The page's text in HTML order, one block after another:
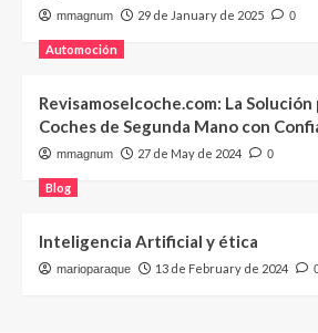
mmagnum 29 de January de 2025 0
Automoción
Revisamoselcoche.com: La Solución
Coches de Segunda Mano con
mmagnum 27 de May de 2024 0
Blog
Inteligencia Artificial y ética
marioparaque 13 de February de 2024